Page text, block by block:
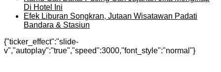
Di Hotel Ini
Efek Liburan Songkran, Jutaan Wisatawan Padati
Bandara & Stasiun
{"ticker_effect":"slide-
v","autoplay":"true","speed":3000,"font_style":"normal"}